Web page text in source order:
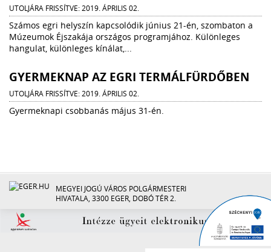
UTOLJÁRA FRISSÍTVE: 2019. ÁPRILIS 02.
Számos egri helyszín kapcsolódik június 21-én, szombaton a
Múzeumok Éjszakája országos programjához. Különleges
hangulat, különleges kínálat,...
GYERMEKNAP AZ EGRI TERMÁLFÜRDŐBEN
UTOLJÁRA FRISSÍTVE: 2019. ÁPRILIS 02.
Gyermeknapi csobbanás május 31-én.
MEGYEI JOGÚ VÁROS POLGÁRMESTERI
HIVATALA, 3300 EGER, DOBÓ TÉR 2.